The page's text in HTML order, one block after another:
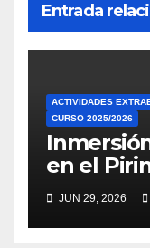
Entrada
ACTIVIDADES
CURSO 2025/2026
en el
JUN 29, 2026